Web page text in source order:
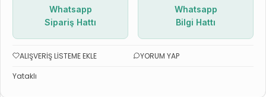
Whatsapp
Sipariş Hattı
Whatsapp
Bilgi Hattı
ALIŞVERIŞ LISTEME EKLE
YORUM YAP
Yataklı